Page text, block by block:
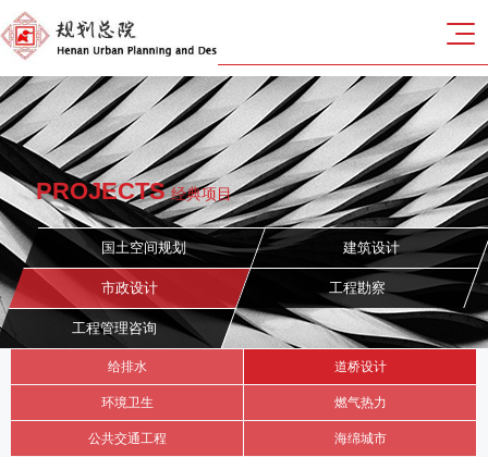
PROJECTS 经典项目
国土空间规划 建筑设计
市政设计 工程勘察
工程管理咨询
给排水 道桥设计
环境卫生 燃气热力
公共交通工程 海绵城市